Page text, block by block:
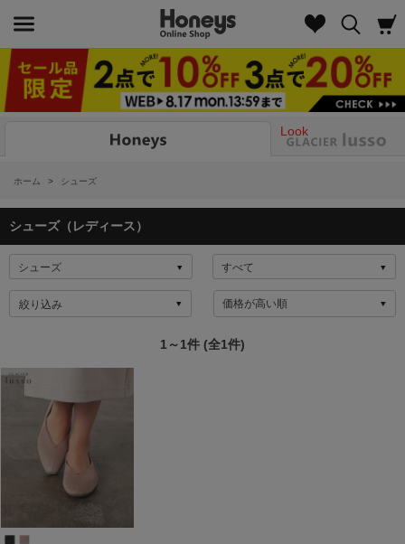
Look
ホーム > シューズ
シューズ（レディース）
絞り込み
1～1件 (全1件)